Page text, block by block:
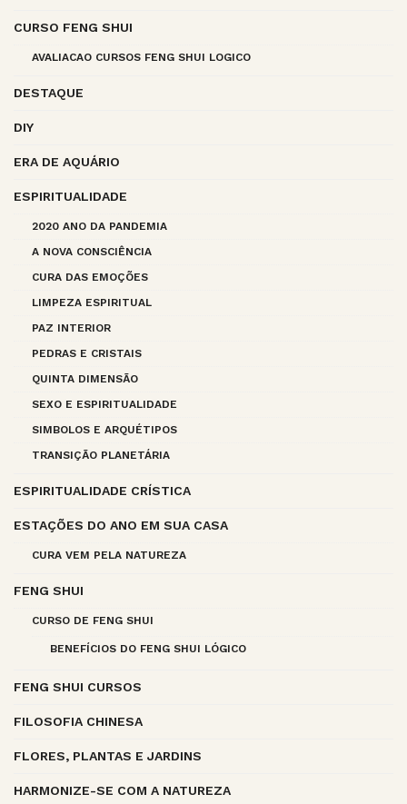
CURSO FENG SHUI
AVALIACAO CURSOS FENG SHUI LOGICO
DESTAQUE
DIY
ERA DE AQUÁRIO
ESPIRITUALIDADE
2020 ANO DA PANDEMIA
A NOVA CONSCIÊNCIA
CURA DAS EMOÇÕES
LIMPEZA ESPIRITUAL
PAZ INTERIOR
PEDRAS E CRISTAIS
QUINTA DIMENSÃO
SEXO E ESPIRITUALIDADE
SIMBOLOS E ARQUÉTIPOS
TRANSIÇÃO PLANETÁRIA
ESPIRITUALIDADE CRÍSTICA
ESTAÇÕES DO ANO EM SUA CASA
CURA VEM PELA NATUREZA
FENG SHUI
CURSO DE FENG SHUI
BENEFÍCIOS DO FENG SHUI LÓGICO
FENG SHUI CURSOS
FILOSOFIA CHINESA
FLORES, PLANTAS E JARDINS
HARMONIZE-SE COM A NATUREZA